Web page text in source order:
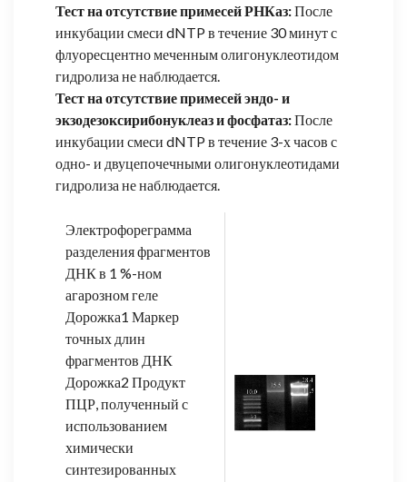
Тест на отсутствие примесей РНКаз:После
инкубации смеси dNTP в течение 30 минут с
флуоресцентно меченным олигонуклеотидом
гидролиза не наблюдается.
Тест на отсутствие примесей эндо- и
экзодезоксирибонуклеаз и фосфатаз:После
инкубации смеси dNTP в течение 3-х часов с
одно- и двуцепочечными олигонуклеотидами
гидролиза не наблюдается.
Электрофореграмма
разделения фрагментов
ДНК в 1 %-ном
агарозном геле
Дорожка1 Маркер
точных длин
фрагментов ДНК
Дорожка2 Продукт
ПЦР, полученный с
использованием
химически
синтезированных